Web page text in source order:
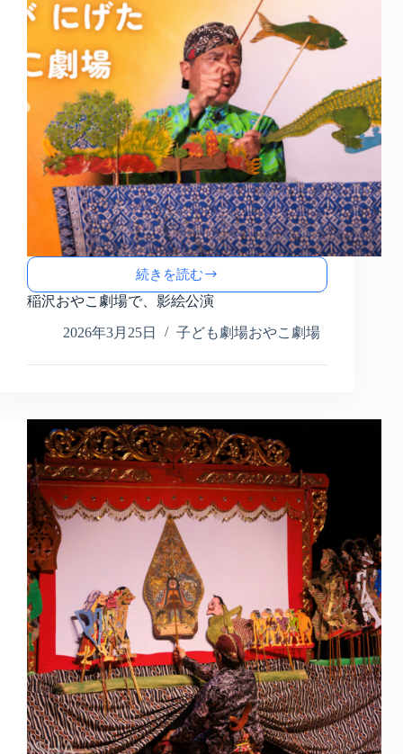
ビ
ス
続きを読む
稲
沢
や
劇
影
絵
公
演
稲沢おやこ劇場で、影絵公演
2026年3月25日 子ども劇場おやこ劇場